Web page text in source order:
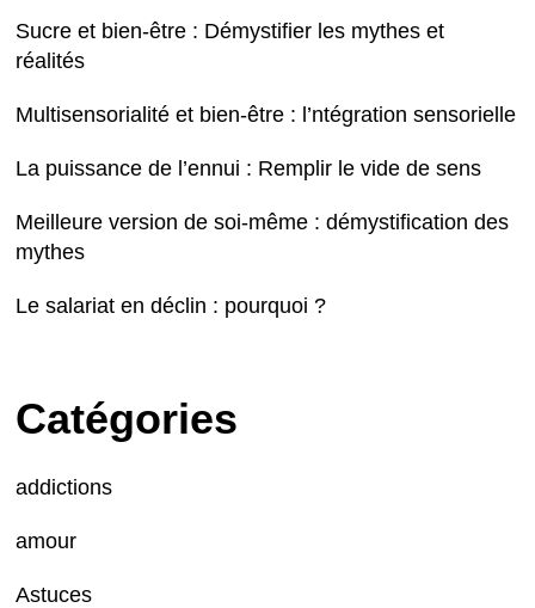
Sucre et bien-être : Démystifier les mythes et
réalités
Multisensorialité et bien-être : l’ntégration sensorielle
La puissance de l’ennui : Remplir le vide de sens
Meilleure version de soi-même : démystification des
mythes
Le salariat en déclin : pourquoi ?
Catégories
addictions
amour
Astuces